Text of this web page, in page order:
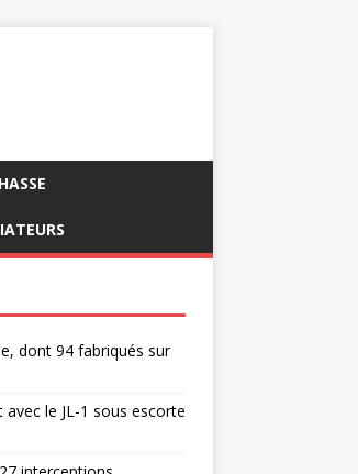
dont 94 fabriqués sur
le JL-1 sous escorte